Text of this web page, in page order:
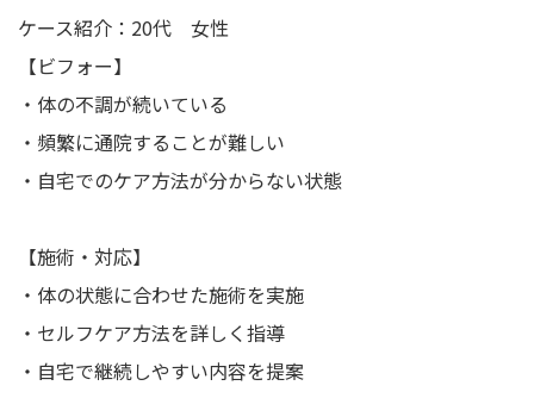
ケース紹介：20代 女性
【ビフォー】
・体の不調が続いている
・頻繁に通院することが難しい
・自宅でのケア方法が分からない状態
【施術・対応】
・体の状態に合わせた施術を実施
・セルフケア方法を詳しく指導
・自宅で継続しやすい内容を提案